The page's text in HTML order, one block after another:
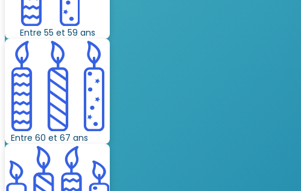
Entre 55 et 59 ans
Entre 60 et 67 ans